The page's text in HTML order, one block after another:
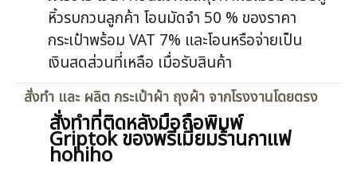
หิ้วรบกวนลูกค้า โอนมัดจำ 50 % ของราคา
กระเป๋าพร้อม VAT 7% และโอนหรือจ่ายเป็น
เงินสดส่วนที่เหลือ เมื่อรับสินค้า
สั่งทำ และ ผลิต กระเป๋าผ้า ถุงผ้า จากโรงงานโดยตรง
สั่งทำที่ติดหลังมือถือพิมพ์
Griptok ของพรีเมี่ยมร้านกาแฟ
hohiho